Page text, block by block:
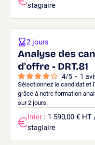
stagiaire
Analyse des
d'offre - DRT.81
4/5 - 1
Sélectionnez le candidat et
grâce à notre formation
sur 2 jours.
2 jours
Inter : 1 590,00 € HT
stagiaire